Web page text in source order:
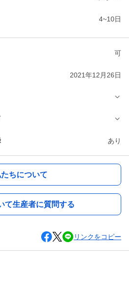
4~10日
可
2021年12月26日
あり
ちについて
て生産者に質問する
リンクをコピー